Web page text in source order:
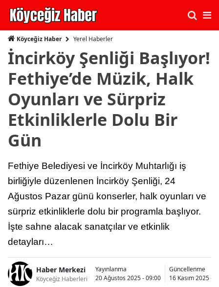
Köyceğiz Haber Yerel Haberler
İncirköy Şenliği Başlıyor!
Fethiye’de Müzik, Halk
Oyunları ve Sürpriz
Etkinliklerle Dolu Bir
Gün
Fethiye Belediyesi ve İncirköy Muhtarlığı iş
birliğiyle düzenlenen İncirköy Şenliği, 24
Ağustos Pazar günü konserler, halk oyunları ve
sürpriz etkinliklerle dolu bir programla başlıyor.
İşte sahne alacak sanatçılar ve etkinlik
detayları…
Haber Merkezi
Köyceğiz Haberleri
Yayınlanma
20 Ağustos 2025 - 09:00
Güncellenme
16 Kasım 2025 -